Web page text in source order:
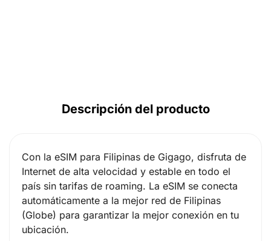
Descripción del producto
Con la eSIM para Filipinas de Gigago, disfruta de
Internet de alta velocidad y estable en todo el
país sin tarifas de roaming. La eSIM se conecta
automáticamente a la mejor red de Filipinas
(Globe) para garantizar la mejor conexión en tu
ubicación.